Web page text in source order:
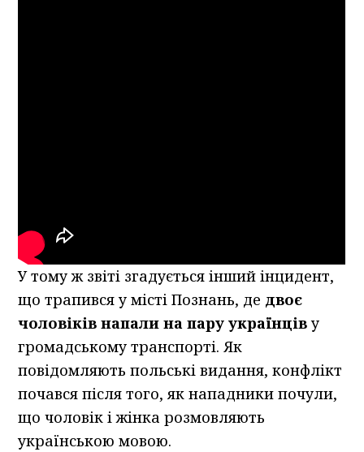
У тому ж звіті згадується інший інцидент,
що трапився у місті Познань, де двоє
чоловіків напали на пару українціву
громадському транспорті. Як
повідомляють польські видання, конфлікт
почався після того, як нападники почули,
що чоловік і жінка розмовляють
українською мовою.